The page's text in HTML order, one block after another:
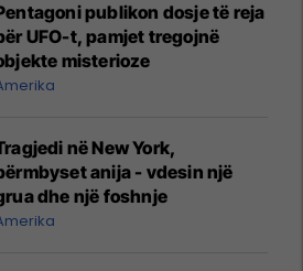
publikon dosje të reja
UFO-t, pamjet tregojnë
misterioze
në New York,
anija - vdesin një
dhe një foshnje